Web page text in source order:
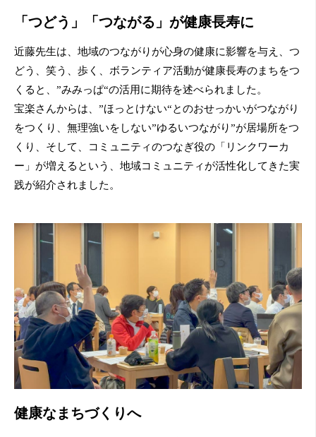
「つどう」「つながる」が健康長寿に
近藤先生は、地域のつながりが心身の健康に影響を与え、つ
どう、笑う、歩く、ボランティア活動が健康長寿のまちをつ
くると、”みみっぱ“の活用に期待を述べられました。
宝楽さんからは、”ほっとけない“とのおせっかいがつながり
をつくり、無理強いをしない”ゆるいつながり”が居場所をつ
くり、そして、コミュニティのつなぎ役の「リンクワーカ
ー」が増えるという、地域コミュニティが活性化してきた実
践が紹介されました。
健康なまちづくりへ